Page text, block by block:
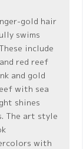
gold hair
swims
include
red reef
and gold
with sea
shines
The art style
with